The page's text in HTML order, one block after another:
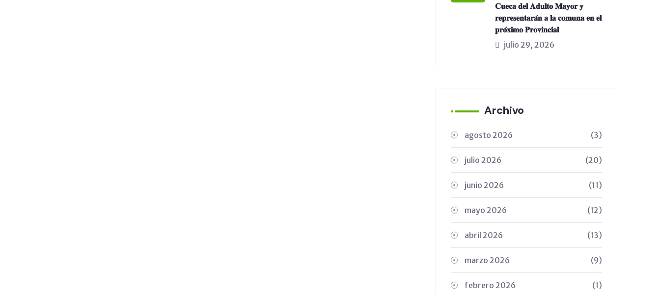
𝐂𝐮𝐞𝐜𝐚 𝐝𝐞𝐥 𝐀𝐝𝐮𝐥𝐭𝐨 𝐌𝐚𝐲𝐨𝐫 𝐲
𝐫𝐞𝐩𝐫𝐞𝐬𝐞𝐧𝐭𝐚𝐫𝐚́𝐧 𝐚 𝐥𝐚 𝐜𝐨𝐦𝐮𝐧𝐚 𝐞𝐧 𝐞𝐥
𝐩𝐫𝐨́𝐱𝐢𝐦𝐨 𝐏𝐫𝐨𝐯𝐢𝐧𝐜𝐢𝐚𝐥
julio 29, 2026
Archivo
agosto 2026 (3)
julio 2026 (20)
junio 2026 (11)
mayo 2026 (12)
abril 2026 (13)
marzo 2026 (9)
febrero 2026 (1)